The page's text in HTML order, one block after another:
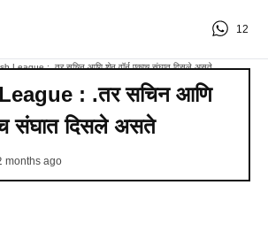
12
League : .तर सचिन आणि शेन वॉर्न एकाच संघात दिसले असते
: .तर सचिन आणि
संघात दिसले असते
months ago